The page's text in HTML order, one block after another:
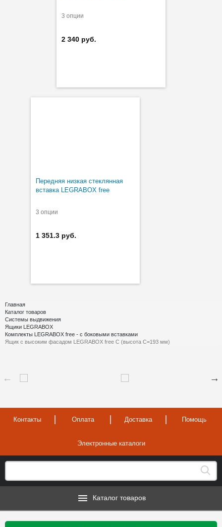
3 опции
2 340 руб.
Передняя низкая стеклянная
вставка LEGRABOX free
3 опции
1 351.3 руб.
Главная
Каталог товаров
Системы выдвижения
Ящики LEGRABOX
Комплекты LEGRABOX free - с боковыми вставками
Ящик с высоким фасадом LEGRABOX free C (высота С=193 мм)
Контакты Оплата Доставка Помощь
Электронные каталоги
Каталог товаров